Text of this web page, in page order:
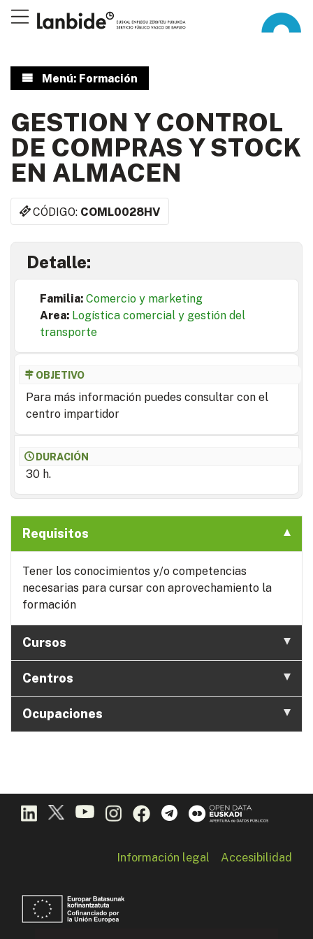
Menú: Formación
GESTION Y CONTROL
DE COMPRAS Y STOCK
EN ALMACEN
CÓDIGO: COML0028HV
Detalle:
Familia: Comercio y marketing
Area: Logística comercial y gestión del
transporte
OBJETIVO
Para más información puedes consultar con el
centro impartidor
DURACIÓN
30 h.
Requisitos
Tener los conocimientos y/o competencias
necesarias para cursar con aprovechamiento la
formación
Cursos
Centros
Ocupaciones
Información legal Accesibilidad